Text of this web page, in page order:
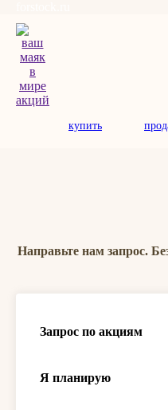
купить
Направьте нам запрос.
Запрос по акциям
Я планирую